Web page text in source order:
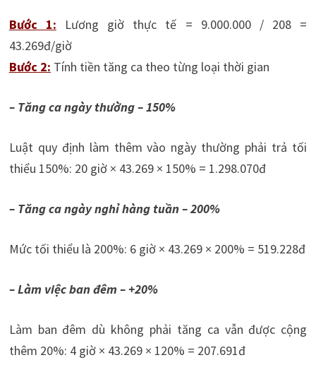
Bước 1: Lương giờ thực tế = 9.000.000 / 208 =
43.269đ/giờ
Bước 2: Tính tiền tăng ca theo từng loại thời gian
– Tăng ca ngày thường – 150%
Luật quy định làm thêm vào ngày thường phải trả tối
thiểu 150%: 20 giờ × 43.269 × 150% = 1.298.070đ
– Tăng ca ngày nghỉ hàng tuần – 200%
Mức tối thiểu là 200%: 6 giờ × 43.269 × 200% = 519.228đ
– Làm việc ban đêm – +20%
Làm ban đêm dù không phải tăng ca vẫn được cộng
thêm 20%: 4 giờ × 43.269 × 120% = 207.691đ